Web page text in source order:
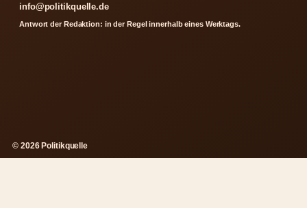
info@politikquelle.de
Antwort der Redaktion: in der Regel innerhalb eines Werktags.
© 2026 Politikquelle